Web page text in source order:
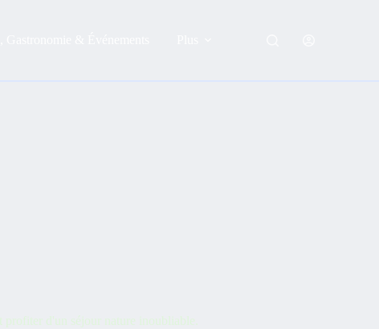
d'un séjour nature inoubliable.